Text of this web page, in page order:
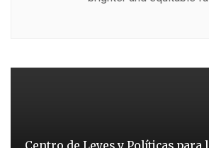
Centro de Leyes y Políticas para